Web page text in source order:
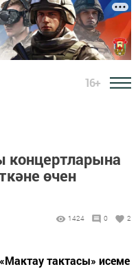
16+
концертларына
өчен
1424 0 2
тактасы» исеме